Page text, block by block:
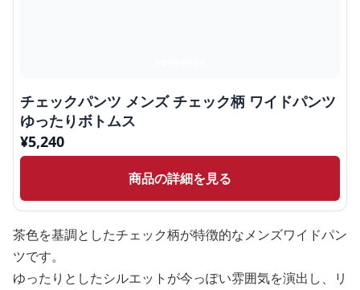
チェックパンツ メンズ チェック柄 ワイドパンツ
ゆったりボトムス
¥5,240
商品の詳細を見る
茶色を基調としたチェック柄が特徴的なメンズワイドパン
ツです。
ゆったりとしたシルエットが今っぽい雰囲気を演出し、リ